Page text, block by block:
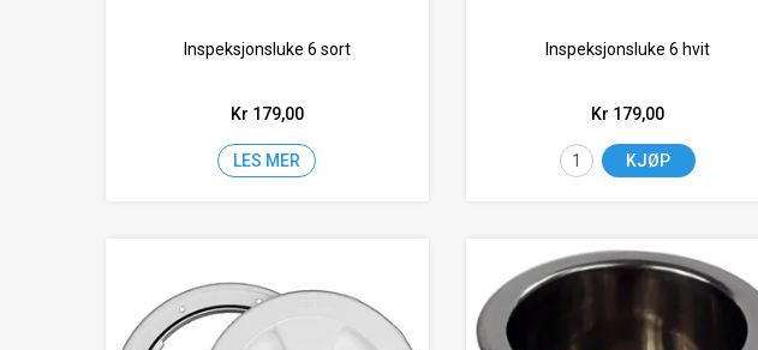
Inspeksjonsluke 6 sort
Kr 179,00
LES MER
Inspeksjonsluke 6 hvit
Kr 179,00
KJØP